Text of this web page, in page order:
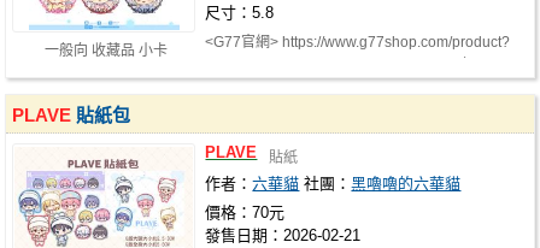
一般向 收藏品 小卡
尺寸：5.8
<G77官網> https://www.g77shop.com/product?
PLAVE 貼紙包
PLAVE 貼紙
作者：六華貓 社團：黑嚕嚕的六華貓
價格：70元
發售日期：2026-02-21